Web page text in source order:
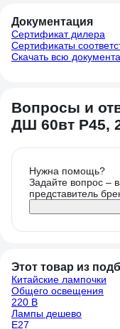
Документация
Сертификат дилера
Сертификаты
Скачать всю
Вопросы и
ДШ 60вт Р45,
Нужна помощь?
Задайте вопрос –
представитель
Этот товар из
Китайские лампочки
Общего освещения
220 В
Лампы дешево
Е27